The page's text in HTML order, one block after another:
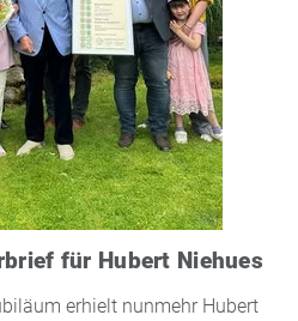
für Hubert Niehues
erhielt nunmehr Hubert